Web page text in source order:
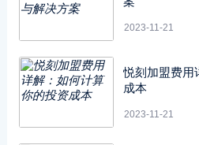
2023-11-21
悦刻加盟费用
成本
2023-11-21